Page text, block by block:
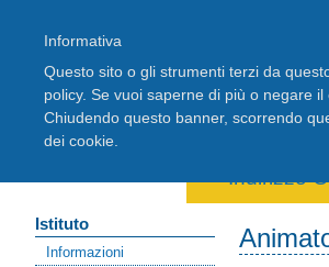
Home
Indirizzo
Istituto
Informazioni
Informativa
Questo sito o gli strumenti terzi da
policy. Se vuoi saperne di più o negare
Chiudendo questo banner, scorrendo
dei cookie.